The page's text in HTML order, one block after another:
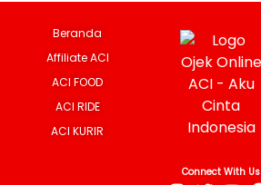
Beranda
Affiliate ACI
ACI FOOD
ACI RIDE
ACI KURIR
Connect With Us